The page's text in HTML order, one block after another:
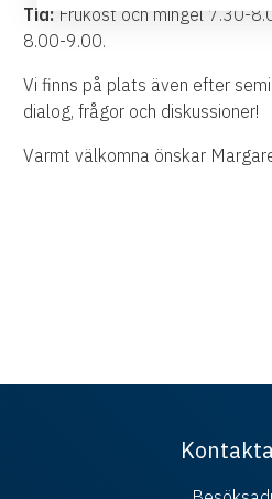
Tid: Frukost och mingel 7.30-
8.00-9.00.
Vi finns på plats även efter
dialog, frågor och diskussioner!
Varmt välkomna önskar